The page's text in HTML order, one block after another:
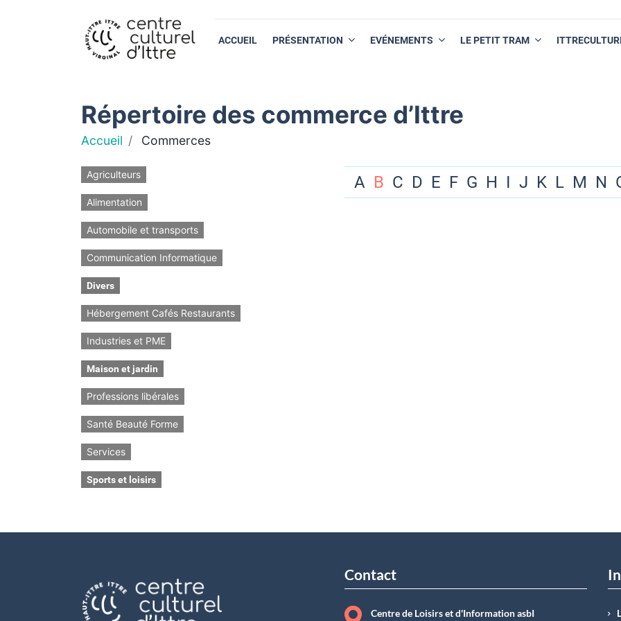
ACCUEIL PRÉSENTATION EVÉNEMENTS LE PETIT TRAM
Répertoire des commerce d’Ittre
Accueil Commerces
Agriculteurs
Alimentation
Automobile et transports
Communication Informatique
Divers
Hébergement Cafés Restaurants
Industries et PME
Maison et jardin
Professions libérales
Santé Beauté Forme
Services
Sports et loisirs
A B C D E F G H I J K L M N
Contact
Centre de Loisirs et d'Information asbI